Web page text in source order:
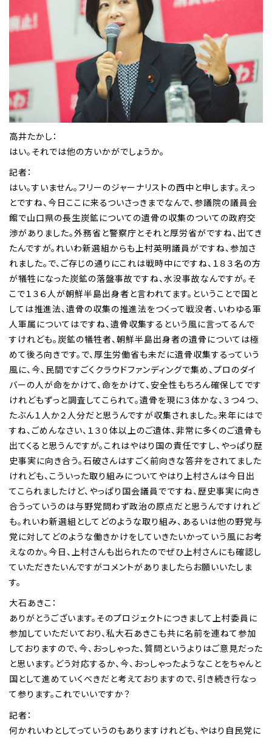
高井たかし：
はい。それでは他の方いかがでしょうか。
記者：
はい。すいません。フリーのジャーナリストの西中と申します。えっ
とですね、今日ここに来るついさっきまでなんで、参議院の議員会
館で山口県の長生炭鉱についての遺骨の収集のついての政府交
渉がありました。外務省と警察庁とそれと厚労省がですね、出てき
たんですが。れいわ新選組からも上村英明議員がですね、参加さ
れました。で、ご存じの通りにこれは戦時中にですね、１８３名の方
が犠牲になった炭鉱の落盤事故ですね、水没事故なんですが。そ
こで１３６人が朝鮮半島出身者と言われてます。ということで国と
しては推進法、遺骨の収集の推進法をつくって戦没者、いわゆる軍
人軍属についてはですね、遺骨収集するという風に言ってるんで
すけれども。炭鉱の犠牲者、朝鮮半島出身者の遺骨については極
めて後ろ向きです。で、厚生労働省も未だに遺骨収集するっていう
風に、今、民間ですごくクラウドファンディングで集め、プロのダイ
バーの人が命をかけて、命をかけて、安全性もちろん確保してです
けれどもずっと調査してこられて。遺骨を現に３体かな、３つ４つ、
たぶん１人か２人分だと思うんですが収集されました。来年にはで
すね、ごめんなさい、１３０体以上のご遺体、非常に多くのご遺骨も
出てくると思うんですが。これはやはり国の責任ですし、やっぱり歴
史事実に向き合う。石破さんはすごく前向きな答弁をされてました
けれども、こういった取り組みについてやはり上村さんは今日出
てこられましたけど、やっぱり国会議員でですね、歴史事実に向き
合うっていうのは与野党問わず政治の原点だと思うんですけれど
も。れいわ新選組としてどのような取り組み、あるいは他の野党与
党に対してどのような働きかけをしていきたいかっていう風にお考
えなのか。今日、上村さんも出られたのでぜひ上村さんにも確認し
ていただきたいんですがコメントがありましたらお願いいたしま
す。
大石あきこ：
ありがとうございます。そのプロジェクトにつきまして上村委員に
参加していただいており、私大石あきこも共に名前を連ねて参加
しておりますので、今、おっしゃった、質問というよりはご意見だった
と思います。どう対応するか、今、おっしゃったようなことをちゃんと
国として進めていくべきだと考えておりますので、引き続き行なっ
て参ります。これでいいですか？
記者：
何かれいわとしてっていうのもありますけれども、やはり自民党に